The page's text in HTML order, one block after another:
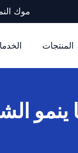
موك النموذجي لكل
المنتجات
ينمو